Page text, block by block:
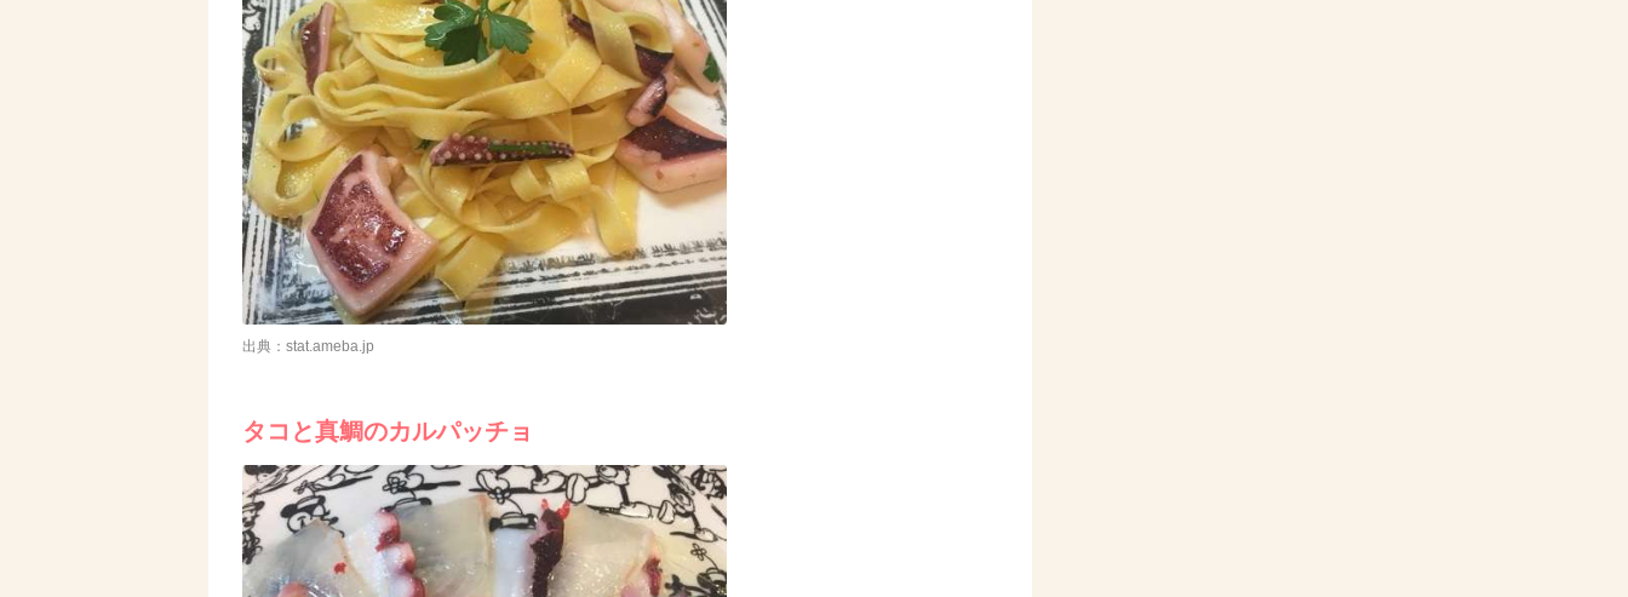
出典：stat.ameba.jp
タコと真鯛のカルパッチョ